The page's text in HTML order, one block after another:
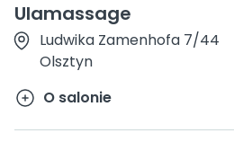
Ulamassage
Ludwika Zamenhofa 7/44
Olsztyn
O salonie